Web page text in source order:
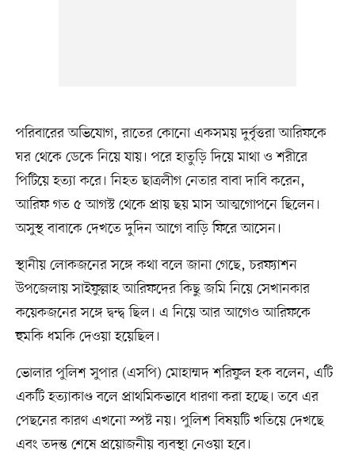
পরিবারের অভিযোগ, রাতের কোনো একসময় দুর্বৃত্তরা আরিফকে
ঘর থেকে ডেকে নিয়ে যায়। পরে হাতুড়ি দিয়ে মাথা ও শরীরে
পিটিয়ে হত্যা করে। নিহত ছাত্রলীগ নেতার বাবা দাবি করেন,
আরিফ গত ৫ আগস্ট থেকে প্রায় ছয় মাস আত্মগোপনে ছিলেন।
অসুস্থ বাবাকে দেখতে দুদিন আগে বাড়ি ফিরে আসেন।
স্থানীয় লোকজনের সঙ্গে কথা বলে জানা গেছে, চরফ্যাশন
উপজেলায় সাইফুল্লাহ আরিফদের কিছু জমি নিয়ে সেখানকার
কয়েকজনের সঙ্গে দ্বন্দ্ব ছিল। এ নিয়ে আর আগেও আরিফকে
হুমকি ধমকি দেওয়া হয়েছিল।
ভোলার পুলিশ সুপার (এসপি) মোহাম্মদ শরিফুল হক বলেন, এটি
একটি হত্যাকাণ্ড বলে প্রাথমিকভাবে ধারণা করা হচ্ছে। তবে এর
পেছনের কারণ এখনো স্পষ্ট নয়। পুলিশ বিষয়টি খতিয়ে দেখছে
এবং তদন্ত শেষে প্রয়োজনীয় ব্যবস্থা নেওয়া হবে।